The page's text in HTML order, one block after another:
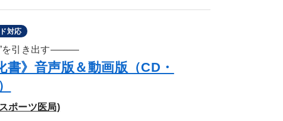
対応
”を引き出す―――
》音声版＆動画版（CD・
ポーツ医局)